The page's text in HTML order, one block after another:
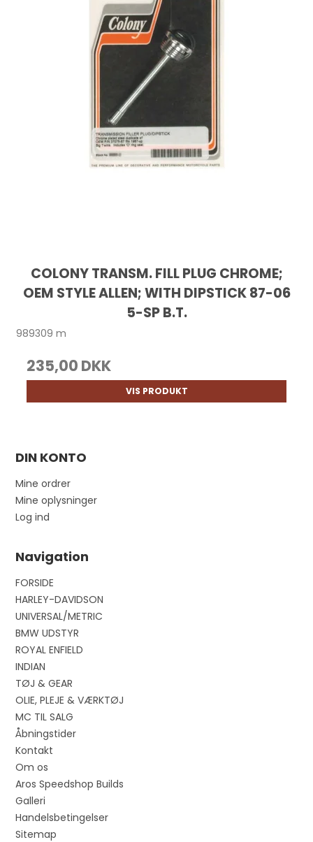
COLONY TRANSM. FILL PLUG CHROME;
OEM STYLE ALLEN; WITH DIPSTICK 87-06
5-SP B.T.
989309 m
235,00 DKK
VIS PRODUKT
DIN KONTO
Mine ordrer
Mine oplysninger
Log ind
Navigation
FORSIDE
HARLEY-DAVIDSON
UNIVERSAL/METRIC
BMW UDSTYR
ROYAL ENFIELD
INDIAN
TØJ & GEAR
OLIE, PLEJE & VÆRKTØJ
MC TIL SALG
Åbningstider
Kontakt
Om os
Aros Speedshop Builds
Galleri
Handelsbetingelser
Sitemap